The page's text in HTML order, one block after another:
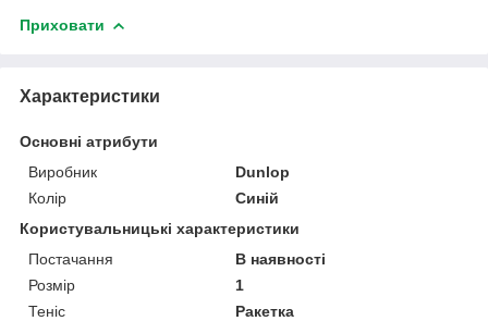
Приховати
Характеристики
Основні атрибути
Виробник
Dunlop
Колір
Синій
Користувальницькі характеристики
Постачання
В наявності
Розмір
1
Теніс
Ракетка